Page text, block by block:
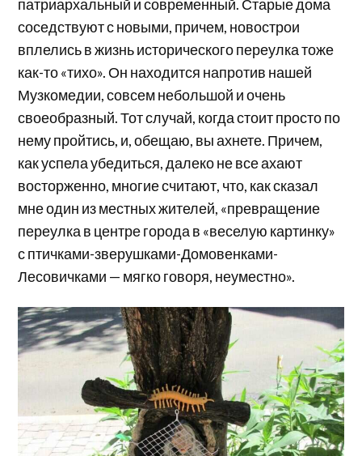
патриархальный и современный. Старые дома
соседствуют с новыми, причем, новострои
вплелись в жизнь исторического переулка тоже
как-то «тихо». Он находится напротив нашей
Музкомедии, совсем небольшой и очень
своеобразный. Тот случай, когда стоит просто по
нему пройтись, и, обещаю, вы ахнете. Причем,
как успела убедиться, далеко не все ахают
восторженно, многие считают, что, как сказал
мне один из местных жителей, «превращение
переулка в центре города в «веселую картинку»
с птичками-зверушками-Домовенками-
Лесовичками — мягко говоря, неуместно».